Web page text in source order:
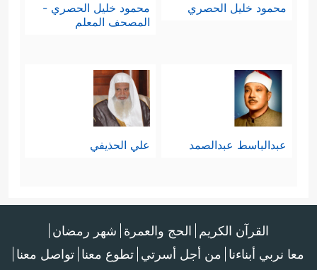
محمود خليل الحصري
محمود خليل الحصري -
المصحف المعلم
عبدالباسط عبدالصمد علي الحذيفي
القرآن الكريم الحج والعمرة شهر رمضان
معا نربي أبناءنا من أجل أسرتي تطوع معنا تواصل معنا